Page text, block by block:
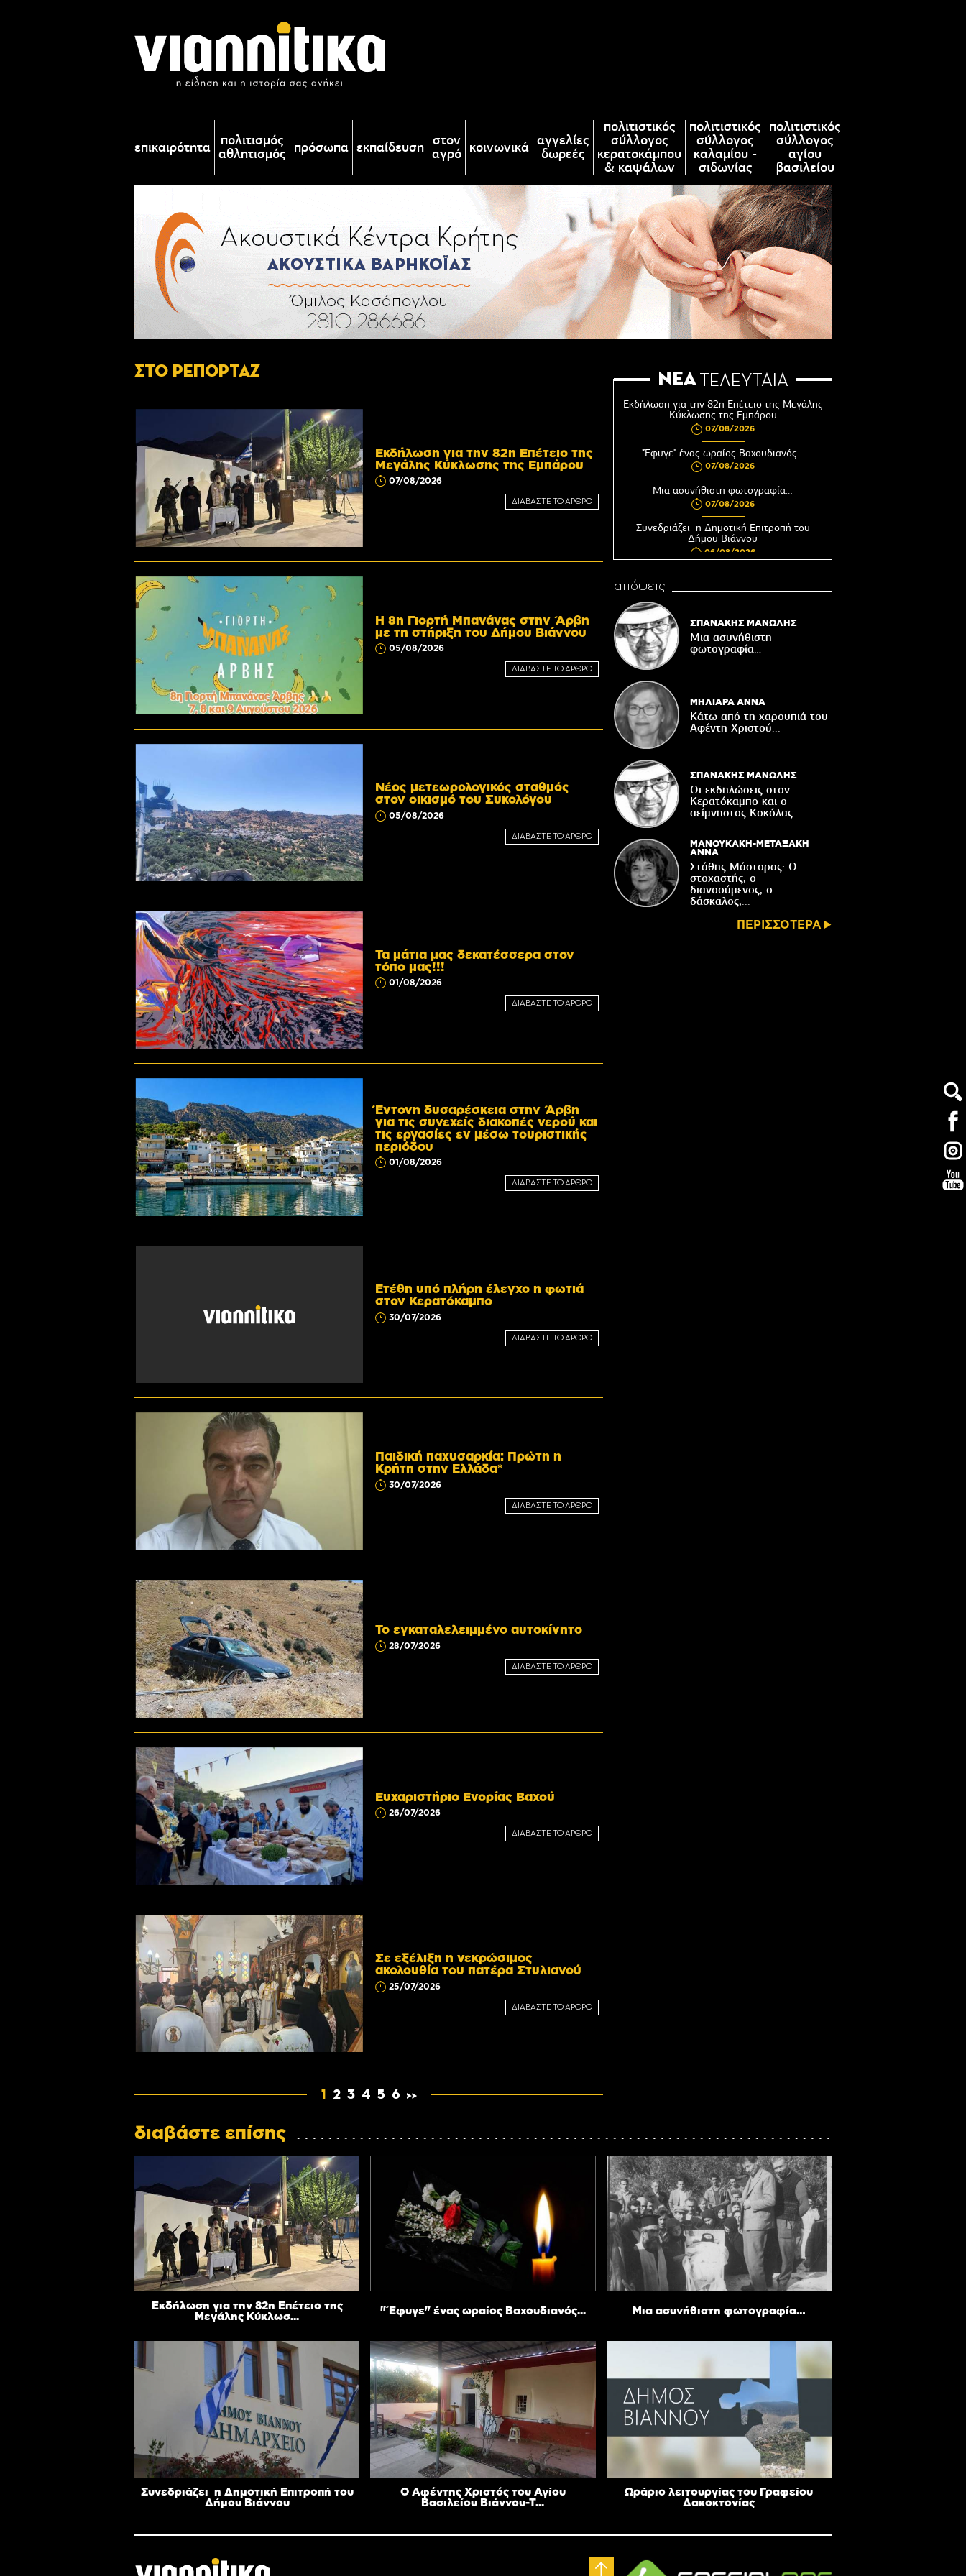
επικαιρότητα πολιτισμός
αθλητισμός πρόσωπα εκπαίδευση στον
αγρό κοινωνικά αγγελίες
δωρεές
πολιτιστικός
σύλλογος
κερατοκάμπου
& καψάλων
πολιτιστικός
σύλλογος
καλαμίου -
σιδωνίας
πολιτιστικός
σύλλογος
αγίου
βασιλείου
ΣΤΟ ΡΕΠΟΡΤΑΖ
Εκδήλωση για την 82η Επέτειο της
Μεγάλης Κύκλωσης της Εμπάρου
07/08/2026
ΔΙΑΒΑΣΤΕ ΤΟ ΑΡΘΡΟ
Η 8η Γιορτή Μπανάνας στην Άρβη
με τη στήριξη του Δήμου Βιάννου
05/08/2026
ΔΙΑΒΑΣΤΕ ΤΟ ΑΡΘΡΟ
Νέος μετεωρολογικός σταθμός
στον οικισμό του Συκολόγου
05/08/2026
ΔΙΑΒΑΣΤΕ ΤΟ ΑΡΘΡΟ
Τα μάτια μας δεκατέσσερα στον
τόπο μας!!!
01/08/2026
ΔΙΑΒΑΣΤΕ ΤΟ ΑΡΘΡΟ
Έντονη δυσαρέσκεια στην Άρβη
για τις συνεχείς διακοπές νερού και
τις εργασίες εν μέσω τουριστικής
περιόδου
01/08/2026
ΔΙΑΒΑΣΤΕ ΤΟ ΑΡΘΡΟ
Ετέθη υπό πλήρη έλεγχο η φωτιά
στον Κερατόκαμπο
30/07/2026
ΔΙΑΒΑΣΤΕ ΤΟ ΑΡΘΡΟ
Παιδική παχυσαρκία: Πρώτη η
Κρήτη στην Ελλάδα*
30/07/2026
ΔΙΑΒΑΣΤΕ ΤΟ ΑΡΘΡΟ
Το εγκαταλελειμμένο αυτοκίνητο
28/07/2026
ΔΙΑΒΑΣΤΕ ΤΟ ΑΡΘΡΟ
Ευχαριστήριο Ενορίας Βαχού
26/07/2026
ΔΙΑΒΑΣΤΕ ΤΟ ΑΡΘΡΟ
Σε εξέλιξη η νεκρώσιμος
ακολουθία του πατέρα Στυλιανού
25/07/2026
ΔΙΑΒΑΣΤΕ ΤΟ ΑΡΘΡΟ
1 2 3 4 5 6
ΝΕΑ ΤΕΛΕΥΤΑΙΑ
Εκδήλωση για την 82η Επέτειο της Μεγάλης
Κύκλωσης της Εμπάρου
07/08/2026
"Έφυγε" ένας ωραίος Βαχουδιανός...
07/08/2026
Μια ασυνήθιστη φωτογραφία…
07/08/2026
Συνεδριάζει η Δημοτική Επιτροπή του
Δήμου Βιάννου
06/08/2026
Βιάννου-Τόπος πίστης, μνήμης και
Ωράριο λειτουργίας του Γραφείου
Δακοκτονίας
Η 8η Γιορτή Μπανάνας στην Άρβη με τη
στήριξη του Δήμου Βιάννου
05/08/2026
Νέος μετεωρολογικός σταθμός στον
οικισμό του Συκολόγου
απόψεις
ΣΠΑΝΑΚΗΣ ΜΑΝΩΛΗΣ
Μια ασυνήθιστη
φωτογραφία…
ΜΗΛΙΑΡΑ ΑΝΝΑ
Κάτω από τη χαρουπιά του
Αφέντη Χριστού...
ΣΠΑΝΑΚΗΣ ΜΑΝΩΛΗΣ
Οι εκδηλώσεις στον
Κερατόκαμπο και ο
αείμνηστος Κοκόλας…
ΜΑΝΟΥΚΑΚΗ-ΜΕΤΑΞΑΚΗ
ΑΝΝΑ
Στάθης Μάστορας: Ο
στοχαστής, ο
διανοούμενος, ο
δάσκαλος,...
ΠΕΡΙΣΣΟΤΕΡΑ
διαβάστε επίσης
Εκδήλωση για την 82η Επέτειο της
Μεγάλης Κύκλωσ...
"Έφυγε" ένας ωραίος Βαχουδιανός... Μια ασυνήθιστη φωτογραφία…
Συνεδριάζει η Δημοτική Επιτροπή του
Δήμου Βιάννου
Ο Αφέντης Χριστός του Αγίου
Βασιλείου Βιάννου-Τ...
Ωράριο λειτουργίας του Γραφείου
Δακοκτονίας